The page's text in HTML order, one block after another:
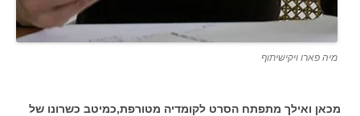
מיה פארו ויקישיתוף
מכאן ואילך מתפתח הסרט לקומדיה מטורפת,כמיטב כשרונו של